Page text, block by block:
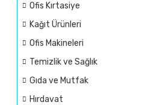
Ofis Kırtasiye
Kağıt Ürünleri
Ofis Makineleri
Temizlik ve Sağlık
Gıda ve Mutfak
Hırdavat